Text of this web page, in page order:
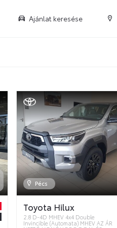
Ajánlat keresése
Pécs
Toyota Hilux
2.8 D-4D MHEV 4x4 Double
Invincible (Automata) MHEV AZ ÁR